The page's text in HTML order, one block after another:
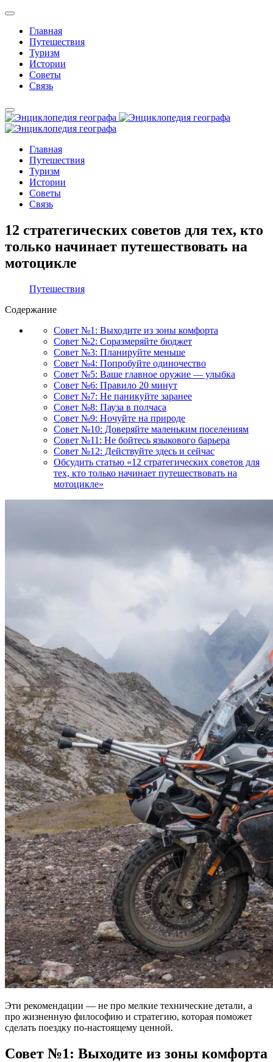
Главная
Путешествия
Туризм
Истории
Советы
Связь
Главная
Путешествия
Туризм
Истории
Советы
Связь
12 стратегических советов для тех, кто
только начинает путешествовать на
мотоцикле
Путешествия
Содержание
Совет №1: Выходите из зоны комфорта
Совет №2: Соразмеряйте бюджет
Совет №3: Планируйте меньше
Совет №4: Попробуйте одиночество
Совет №5: Ваше главное оружие — улыбка
Совет №6: Правило 20 минут
Совет №7: Не паникуйте заранее
Совет №8: Пауза в полчаса
Совет №9: Ночуйте на природе
Совет №10: Доверяйте маленьким поселениям
Совет №11: Не бойтесь языкового барьера
Совет №12: Действуйте здесь и сейчас
Обсудить статью «12 стратегических советов для
тех, кто только начинает путешествовать на
мотоцикле»
Эти рекомендации — не про мелкие технические детали, а
про жизненную философию и стратегию, которая поможет
сделать поездку по-настоящему ценной.
Совет №1: Выходите из зоны комфорта